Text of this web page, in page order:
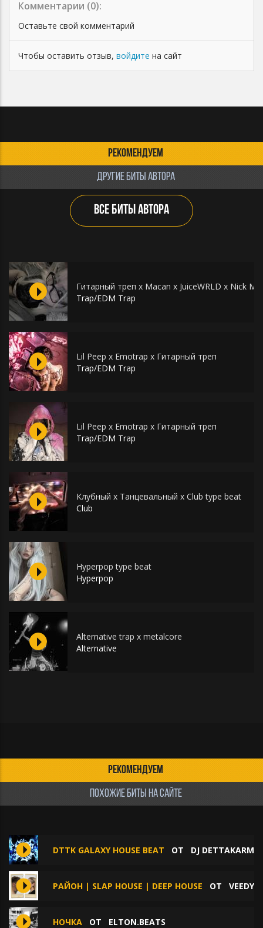
Комментарии (0):
Оставьте свой комментарий
Чтобы оставить отзыв, войдите на сайт
РЕКОМЕНДУЕМ
ДРУГИЕ БИТЫ АВТОРА
ВСЕ БИТЫ АВТОРА
Гитарный треп х Macan х JuiceWRLD x Nick
Trap/EDM Trap
Lil Peep x Emotrap x Гитарный треп
Trap/EDM Trap
Lil Peep x Emotrap x Гитарный треп
Trap/EDM Trap
Клубный х Танцевальный х Club type beat
Club
Hyperpop type beat
Hyperpop
Alternative trap x metalcore
Alternative
РЕКОМЕНДУЕМ
ПОХОЖИЕ БИТЫ НА САЙТЕ
DTTK GALAXY HOUSE BEAT ОТ DJ DETTAKARMEE
РАЙОН | SLAP HOUSE | DEEP HOUSE ОТ VEEDY
НОЧКА ОТ ELTON.BEATS